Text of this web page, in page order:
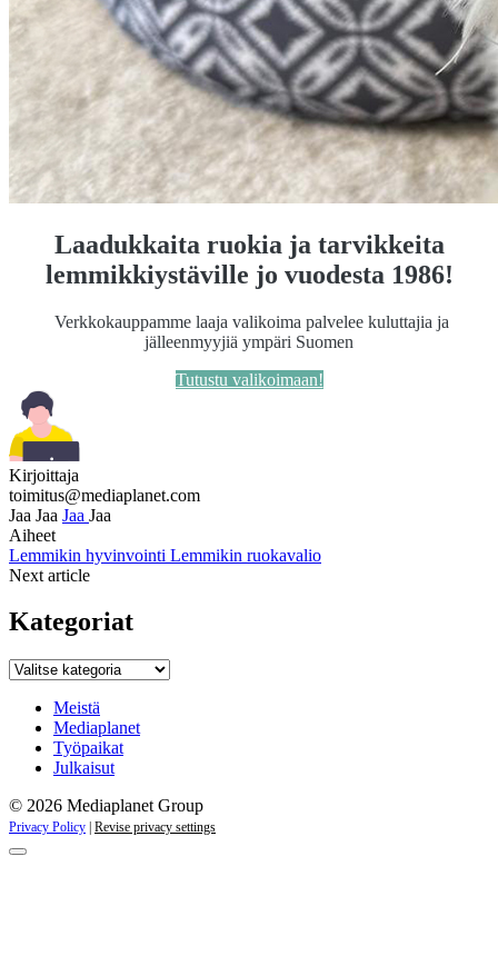
Laadukkaita ruokia ja tarvikkeita
lemmikkiystäville jo vuodesta 1986!
Verkkokauppamme laaja valikoima palvelee kuluttajia ja
jälleenmyyjiä ympäri Suomen
Tutustu valikoimaan!
Kirjoittaja
toimitus@mediaplanet.com
Jaa Jaa Jaa Jaa
Aiheet
Lemmikin hyvinvointi Lemmikin ruokavalio
Next article
Kategoriat
Kategoriat
Meistä
Mediaplanet
Työpaikat
Julkaisut
© 2026 Mediaplanet Group
Privacy Policy Revise privacy settings